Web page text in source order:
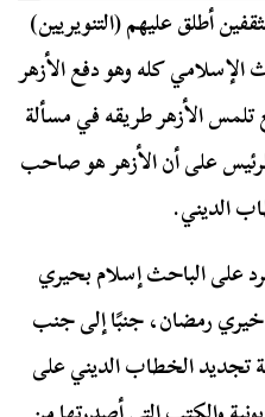
أطلق عليهم (التنويريين)
الإسلامي كله وهو دفع الأزهر
الأزهر طريقه في مسألة
على أن الأزهر هو صاحب
الديني.
على الباحث إسلام بحيري
خيري رمضان، جنبًا إلى جنب
تجديد الخطاب الديني على